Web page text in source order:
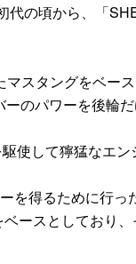
の頃から、「
スタングをベー
のパワーを後輪だ
使して獰猛なエン
を得るために行っ
ースとしており